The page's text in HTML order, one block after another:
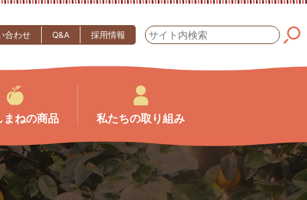
合わせ Q&A 採用情報
まねの商品 私たちの取り組み